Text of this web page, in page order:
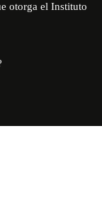
otorga el Instituto